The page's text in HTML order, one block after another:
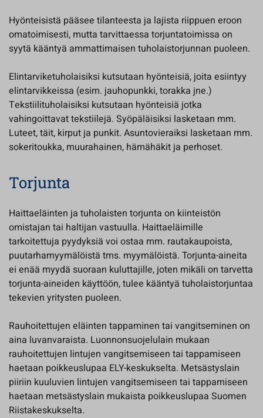
Hyönteisistä pääsee tilanteesta ja lajista riippuen eroon
omatoimisesti, mutta tarvittaessa torjuntatoimissa on
syytä kääntyä ammattimaisen tuholaistorjunnan puoleen.
Elintarviketuholaisiksi kutsutaan hyönteisiä, joita esiintyy
elintarvikkeissa (esim. jauhopunkki, torakka jne.)
Tekstiilituholaisiksi kutsutaan hyönteisiä jotka
vahingoittavat tekstiilejä. Syöpäläisiksi lasketaan mm.
Luteet, täit, kirput ja punkit. Asuntovieraiksi lasketaan mm.
sokeritoukka, muurahainen, hämähäkit ja perhoset.
Torjunta
Haittaeläinten ja tuholaisten torjunta on kiinteistön
omistajan tai haltijan vastuulla. Haittaeläimille
tarkoitettuja pyydyksiä voi ostaa mm. rautakaupoista,
puutarhamyymälöistä tms. myymälöistä. Torjunta-aineita
ei enää myydä suoraan kuluttajille, joten mikäli on tarvetta
torjunta-aineiden käyttöön, tulee kääntyä tuholaistorjuntaa
tekevien yritysten puoleen.
Rauhoitettujen eläinten tappaminen tai vangitseminen on
aina luvanvaraista. Luonnonsuojelulain mukaan
rauhoitettujen lintujen vangitsemiseen tai tappamiseen
haetaan poikkeuslupaa ELY-keskukselta. Metsästyslain
piiriin kuuluvien lintujen vangitsemiseen tai tappamiseen
haetaan metsästyslain mukaista poikkeuslupaa Suomen
Riistakeskukselta.